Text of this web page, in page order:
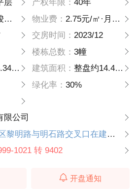
层 产权年限： 40年
物业费： 2.75元/㎡·月（不含能耗）
交房时间： 2023/12
楼栋总数： 3幢
方 建筑面积： 整盘约14.4万方
绿化率： 30%
限公司
路与明石路交叉口在建地铁4号线二期黎明站
1021 转 9402
开盘通知